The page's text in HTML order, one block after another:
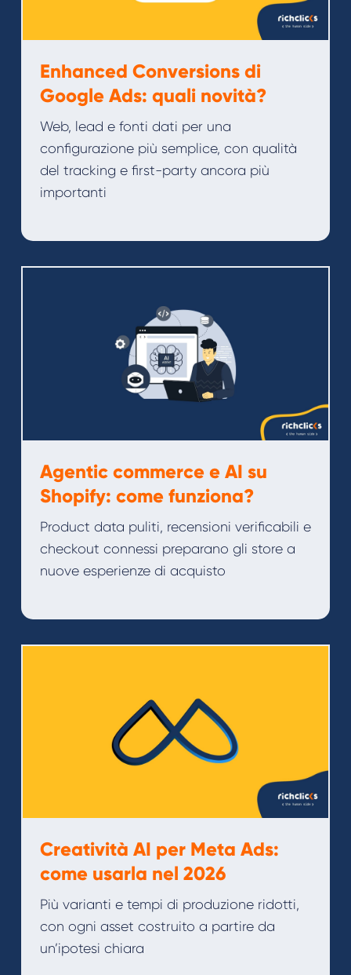
Enhanced Conversions di
Google Ads: quali novità?
Web, lead e fonti dati per una
configurazione più semplice, con qualità
del tracking e first-party ancora più
importanti
Agentic commerce e AI su
Shopify: come funziona?
Product data puliti, recensioni verificabili e
checkout connessi preparano gli store a
nuove esperienze di acquisto
Creatività AI per Meta Ads:
come usarla nel 2026
Più varianti e tempi di produzione ridotti,
con ogni asset costruito a partire da
un’ipotesi chiara